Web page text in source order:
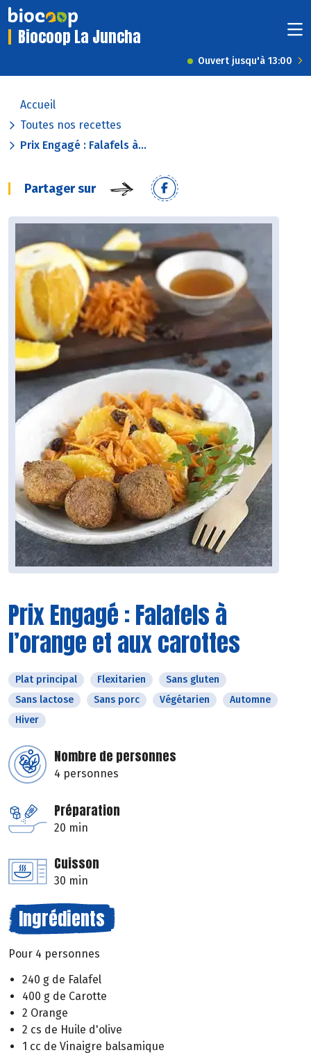
Biocoop La Juncha
Ouvert jusqu'à 13:00
Accueil
Toutes nos recettes
Prix Engagé : Falafels à...
Partager sur
Prix Engagé : Falafels à
l’orange et aux carottes
Plat principal Flexitarien
Sans gluten
Sans lactose
Sans porc Végétarien
Automne
Hiver
Nombre de personnes
4 personnes
Préparation
20 min
Cuisson
30 min
Ingrédients
Pour 4 personnes
240 g de Falafel
400 g de Carotte
2 Orange
2 cs de Huile d'olive
1 cc de Vinaigre balsamique